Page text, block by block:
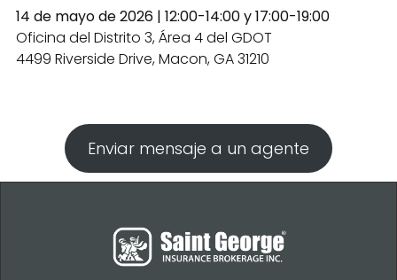
14 de mayo de 2026 | 12:00-14:00 y 17:00-19:00
Oficina del Distrito 3, Área 4 del GDOT
4499 Riverside Drive, Macon, GA 31210
Enviar mensaje a un agente